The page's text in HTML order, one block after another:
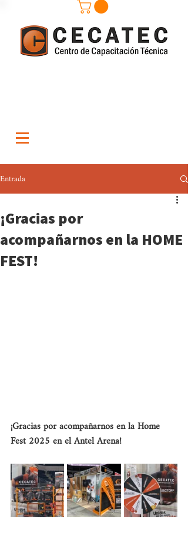
Entrada
¡Gracias por
acompañarnos en la HOME
FEST!
¡Gracias por acompañarnos en la Home
Fest 2025 en el Antel Arena!